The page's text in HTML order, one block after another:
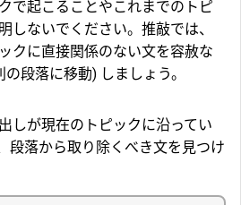
で起こることやこれまでのトピ
しないでください。推敲では、
クに直接関係のない文を容赦な
段落に移動) しましょう。
しが現在のトピックに沿ってい
段落から取り除くべき文を見つけ